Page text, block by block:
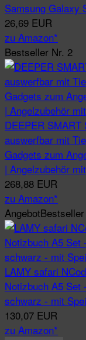
Samsung Galaxy
26,69 EUR
zu Amazon*
Bestseller Nr. 2
DEEPER
auswerfbar mit
Gadgets zum
| Angelzubehör
268,88 EUR
zu Amazon*
Angebot
LAMY safari
Notizbuch A5
schwarz - mit
130,07 EUR
zu Amazon*